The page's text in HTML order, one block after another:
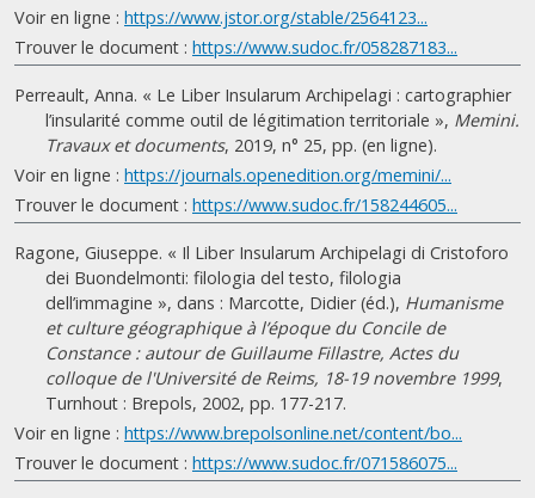
Voir en ligne : https://www.jstor.org/stable/2564123...
Trouver le document : https://www.sudoc.fr/058287183...
Perreault, Anna. « Le Liber Insularum Archipelagi : cartographier
l’insularité comme outil de légitimation territoriale », Memini.
Travaux et documents, 2019, n° 25, pp. (en ligne).
Voir en ligne : https://journals.openedition.org/memini/...
Trouver le document : https://www.sudoc.fr/158244605...
Ragone, Giuseppe. « Il Liber Insularum Archipelagi di Cristoforo
dei Buondelmonti: filologia del testo, filologia
dell’immagine », dans : Marcotte, Didier (éd.), Humanisme
et culture géographique à l’époque du Concile de
Constance : autour de Guillaume Fillastre, Actes du
colloque de l'Université de Reims, 18-19 novembre 1999,
Turnhout : Brepols, 2002, pp. 177-217.
Voir en ligne : https://www.brepolsonline.net/content/bo...
Trouver le document : https://www.sudoc.fr/071586075...